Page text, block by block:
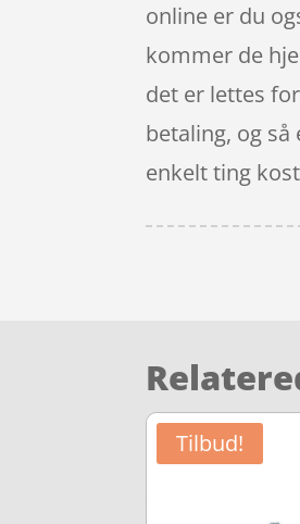
online er du
kommer de
det er lettes
betaling, og
enkelt ting
Tilbud!